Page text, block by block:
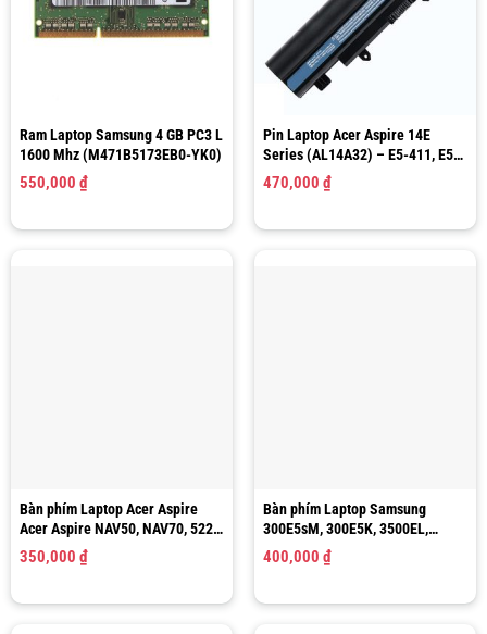
Ram Laptop Samsung 4 GB PC3 L
1600 Mhz (M471B5173EB0-YK0)
550,000 ₫
Pin Laptop Acer Aspire 14E
Series (AL14A32) – E5-411, E5-
421, E5-471, E5-572G, E5-571,
AL14A32 6 Cell Battery
470,000 ₫
Bàn phím Laptop Acer Aspire
Acer Aspire NAV50, NAV70, 522,
532, 532H, 533 ( White & Black )
350,000 ₫
Bàn phím Laptop Samsung
300E5sM, 300E5K, 3500EL,
3500EM, 370E5, 370B5J, 35X0AA
( Màu Trắng )
400,000 ₫